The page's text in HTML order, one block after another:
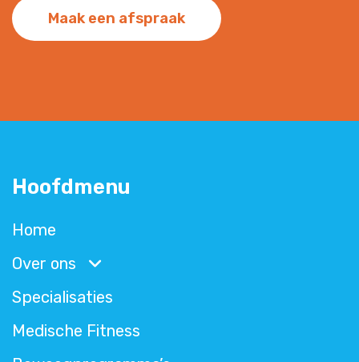
Maak een afspraak
Hoofdmenu
Home
Over ons
Specialisaties
Medische Fitness